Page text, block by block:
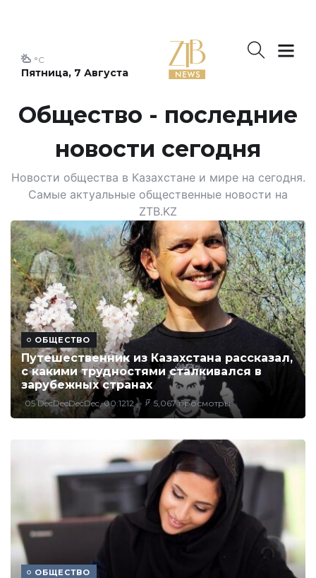
Пятница, 7 Августа
°C
Общество - последние
новости сегодня
Новости общества в Казахстане и мире на сегодня.
Самые актуальные общественные новости на
ZTB.KZ
ОБЩЕСТВО
Путешественник из Казахстана рассказал,
с какими трудностями сталкивался в
зарубежных странах
05 DecDecDecDec, 00:1212 5,067 просмотры
ОБЩЕСТВО